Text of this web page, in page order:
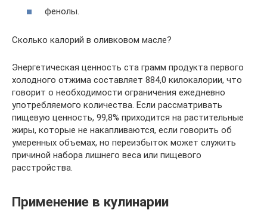
фенолы.
Сколько калорий в оливковом масле?
Энергетическая ценность ста грамм продукта первого
холодного отжима составляет 884,0 килокалории, что
говорит о необходимости ограничения ежедневно
употребляемого количества. Если рассматривать
пищевую ценность, 99,8% приходится на растительные
жиры, которые не накапливаются, если говорить об
умеренных объемах, но переизбыток может служить
причиной набора лишнего веса или пищевого
расстройства.
Применение в кулинарии